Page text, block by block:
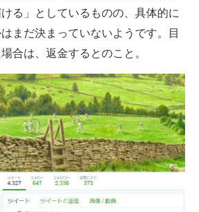
る」としているものの、具体的に
まだ決まっていないようです。目
合は、返金するとのこと。